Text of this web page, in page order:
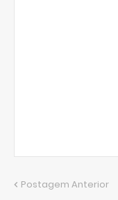
Postagem Anterior